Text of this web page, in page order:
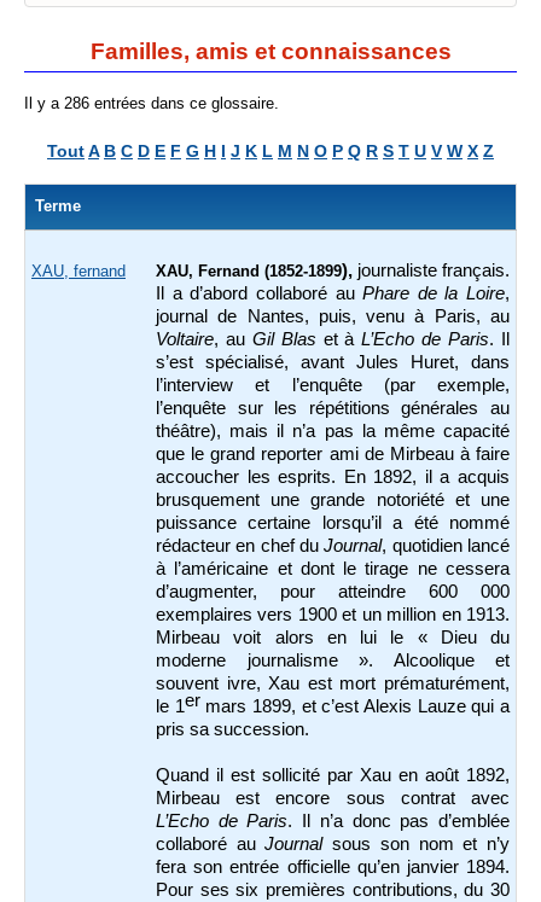
Familles, amis et connaissances
Il y a 286 entrées dans ce glossaire.
ToutA B C D E F G H I J K L M N O P Q R S T U V W X Z
Terme
XAU, fernand XAU, Fernand (1852-1899), journaliste français.
Il a d’abord collaboré auPhare de la Loire,
journal de Nantes, puis, venu à Paris, au
Voltaire, au Gil Blas et àL’Echo de Paris. Il
s’est spécialisé, avant Jules Huret, dans
l’interview et l’enquête
(par exemple,
l’enquête sur les répétitions générales au
théâtre), mais il n’a pas la même capacité
que le grand reporter ami de Mirbeau à faire
accoucher les esprits. En 1892, il a acquis
brusquement une grande notoriété et une
puissance certaine lorsqu’il a été nommé
rédacteur en chef duJournal, quotidien lancé
à l’américaine et dont le tirage ne cessera
d’augmenter, pour atteindre 600 000
exemplaires vers 1900 et un million en 1913.
Mirbeau voit alors en lui le « Dieu du
moderne journalisme ». Alcoolique et
souvent ivre, Xau est mort prématurément,
le 1er mars 1899, et c’est Alexis Lauze qui a
pris sa succession.
Quand il est sollicité par Xau en août 1892,
Mirbeau est encore sous contrat avec
L’Echo de Paris. Il n’a donc pas d’emblée
collaboré auJournalsous son nom et n’y
fera son entrée officielle qu’en janvier 1894.
Pour ses six premières contributions, du 30